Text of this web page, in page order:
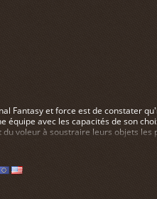
Fantasy et force est de constater
avec les capacités de son
voleur à soustraire leurs objets les
des quêtes secrètes et de précieux
le meilleur du gameplay